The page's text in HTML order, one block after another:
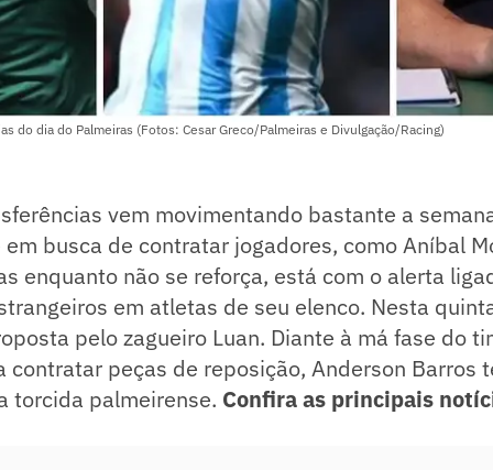
do dia do Palmeiras (Fotos: Cesar Greco/Palmeiras e Divulgação/Racing)
vem movimentando bastante a
em busca de contratar jogadores, como Aníbal
enquanto não se reforça, está com o alerta
em atletas de seu elenco. Nesta
pelo zagueiro Luan. Diante à má fase do
contratar peças de reposição, Anderson Barros
torcida palmeirense. Confira as principais